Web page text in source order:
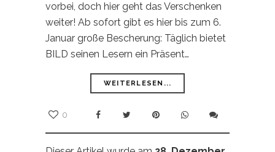
vorbei, doch hier geht das Verschenken
weiter! Ab sofort gibt es hier bis zum 6.
Januar große Bescherung: Täglich bietet
BILD seinen Lesern ein Präsent…
WEITERLESEN...
0